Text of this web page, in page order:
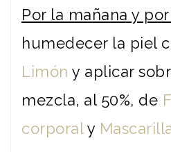
Por la mañana y
humedecer la piel
Limón y aplicar
mezcla, al 50%, de
corporaly